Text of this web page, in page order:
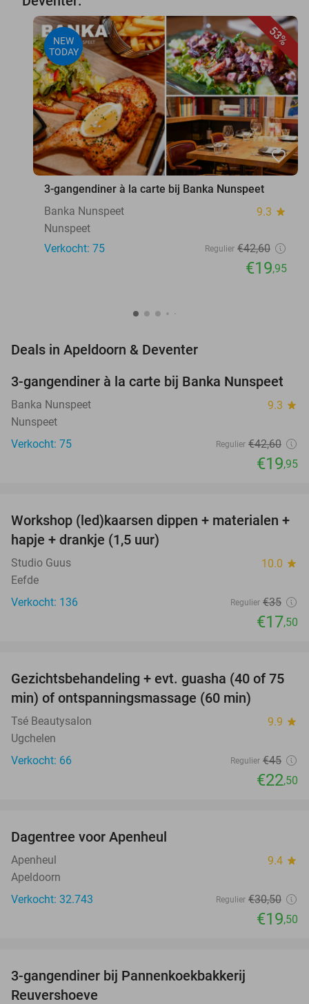
53%
NEW
TODAY
favorite_border
3-gangendiner à la carte bij Banka Nunspeet
Banka Nunspeet
9.3 star
Nunspeet
Verkocht: 75
Regulier €42,60
€19,95
Deals in Apeldoorn & Deventer
53%
NEW
TODAY
3-gangendiner à la carte bij Banka Nunspeet
Banka Nunspeet 9.3 star
Nunspeet
Verkocht: 75
Regulier €42,60
€19,95
50%
Workshop (led)kaarsen dippen + materialen +
hapje + drankje (1,5 uur)
Studio Guus 10.0 star
Eefde
Verkocht: 136
Regulier €35
€17,50
50%
OUT
Gezichtsbehandeling + evt. guasha (40 of 75
min) of ontspanningsmassage (60 min)
Tsé Beautysalon 9.9 star
Ugchelen
Verkocht: 66
Regulier €45
€22,50
Dagentree voor Apenheul
Apenheul 9.4 star
Apeldoorn
Verkocht: 32.743
Regulier €30,50
€19,50
3-gangendiner bij Pannenkoekbakkerij
Reuvershoeve